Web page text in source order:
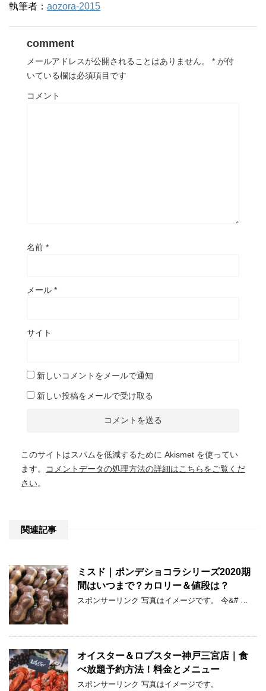
執筆者： aozora-2015
comment
メールアドレスが公開されることはありません。 * が付
いている欄は必須項目です
コメント
名前 *
メール *
サイト
新しいコメントをメールで通知
新しい投稿をメールで受け取る
このサイトはスパムを低減するために Akismet を使ってい
ます。
コメントデータの処理方法の詳細はこちらをご覧くだ
さい。
関連記事
ミスド｜ポンデショコラシリーズ2020期
間はいつまで？カロリー＆値段は？
スポンサーリンク 写真はイメージです。 今&# …
オイスター＆ロブスター神戸三宮店｜食
べ放題予約方法！料金とメニュー
スポンサーリンク 写真はイメージです。